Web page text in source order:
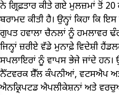
ਨੇ ਗ੍ਰਿਫ਼ਤਾਰ ਕੀਤੇ ਗਏ ਮੁਲਜ਼ਮਾਂ ਤੋਂ
ਬਰਾਮਦ ਕੀਤੀ ਹੈ। ਉਨ੍ਹਾਂ ਕਿਹਾ ਕਿ
ਗੁਪਤ ਹਵਾਲਾ ਚੈਨਲਾਂ ਨੂੰ ਹਮਲਾਵਰ
ਜਿਨ੍ਹਾਂ ਜ਼ਰੀਏ ਵੱਡੇ ਮੁਨਾਫ਼ੇ ਵਿਦੇਸ਼ੀ
ਸਪਲਾਇਰਾਂ ਨੂੰ ਵਾਪਸ ਭੇਜੇ ਜਾਂਦੇ ਹਨ।
ਨੈੱਟਵਰਕ ਸ਼ੈੱਲ ਕੰਪਨੀਆਂ, ਵਟਸਐਪ
ਐਨਕ੍ਰਿਪਟਡ ਐਪਲੀਕੇਸ਼ਨਾਂ ਅਤੇ